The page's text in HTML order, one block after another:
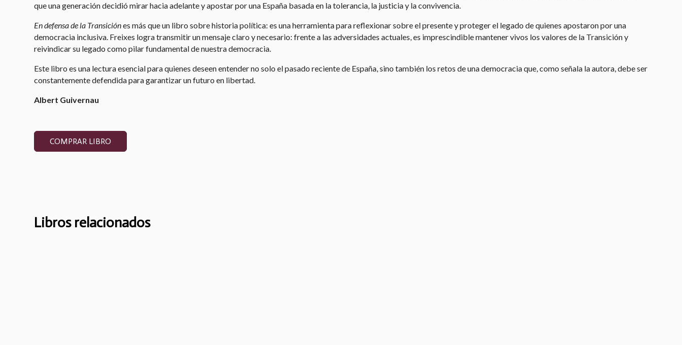
que una generación decidió mirar hacia adelante y apostar por una España basada en la tolerancia, la justicia y la convivencia.
En defensa de la Transiciónes más que un libro sobre historia política: es una herramienta para reflexionar sobre el presente y proteger el legado de quienes apostaron por una
democracia inclusiva. Freixes logra transmitir un mensaje claro y necesario: frente a las adversidades actuales, es imprescindible mantener vivos los valores de la Transición y
reivindicar su legado como pilar fundamental de nuestra democracia.
Este libro es una lectura esencial para quienes deseen entender no solo el pasado reciente de España, sino también los retos de una democracia que, como señala la autora, debe ser
constantemente defendida para garantizar un futuro en libertad.
Albert Guivernau
COMPRAR LIBRO
Libros relacionados